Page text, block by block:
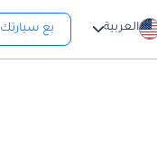
العربية بع سيارتك